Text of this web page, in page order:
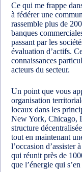
Ce qui me frappe
à fédérer une
rassemble plus de
banques
passant par les
évaluation d’actifs.
connaissances
acteurs du secteur.
Un point que vous
organisation
locaux dans les
New York, Chicago,
structure
tout en maintenant
l’occasion d’assister
qui réunit près de
que l’énergie qui